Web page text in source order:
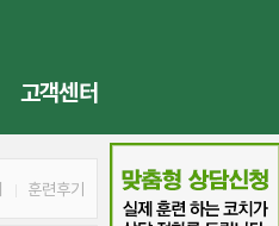
고객센터
훈련후기